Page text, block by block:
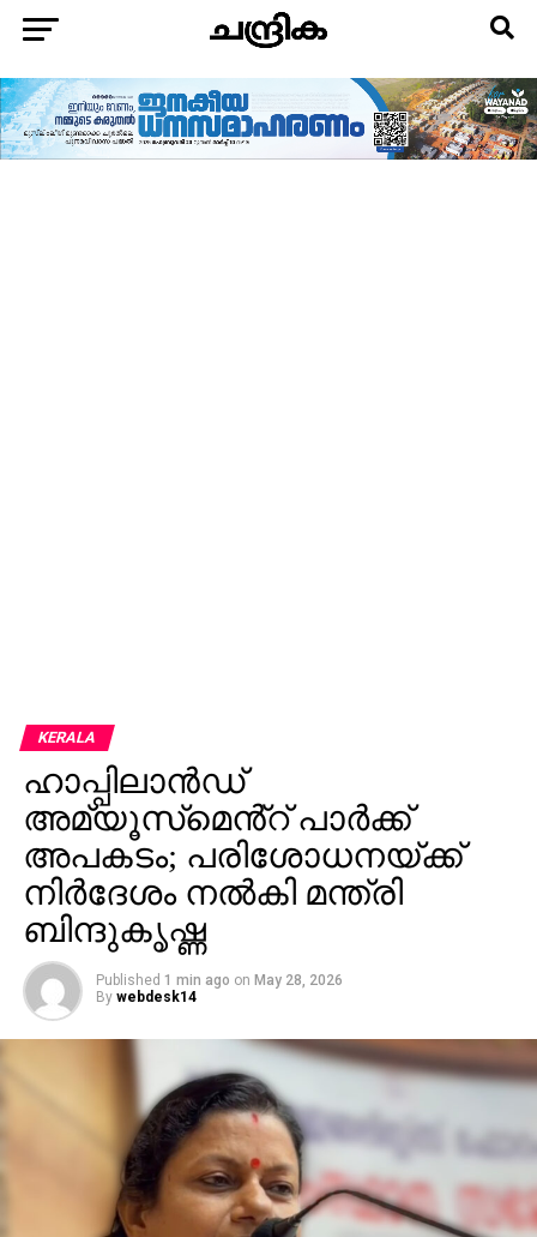
KERALA
ഹാപ്പിലാന്‍ഡ്
അമ്യൂസ്‌മെൻ്റ് പാര്‍ക്ക്
അപകടം; പരിശോധനയ്ക്ക്
നിര്‍ദേശം നല്‍കി മന്ത്രി
ബിന്ദുകൃഷ്ണ
Published 1 min ago on May 28, 2026
By webdesk14